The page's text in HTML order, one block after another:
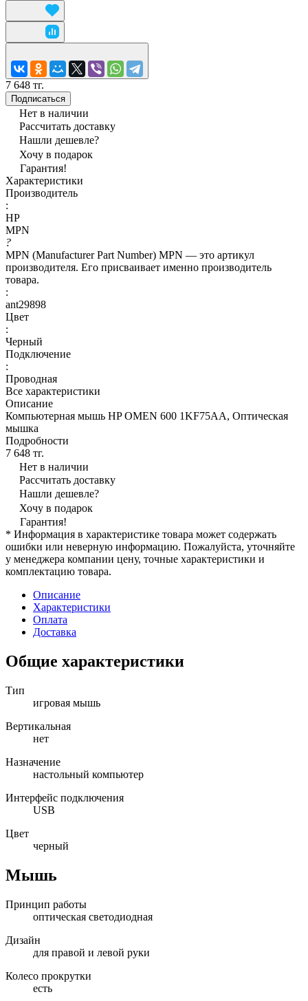
7 648 тг.
Подписаться
Нет в наличии
Рассчитать доставку
Нашли дешевле?
Хочу в подарок
Гарантия!
Характеристики
Производитель
:
HP
MPN
?
MPN (Manufacturer Part Number) MPN — это артикул
производителя. Его присваивает именно производитель
товара.
:
ant29898
Цвет
:
Черный
Подключение
:
Проводная
Все характеристики
Описание
Компьютерная мышь HP OMEN 600 1KF75AA, Оптическая
мышка
Подробности
7 648 тг.
Нет в наличии
Рассчитать доставку
Нашли дешевле?
Хочу в подарок
Гарантия!
* Информация в характеристике товара может содержать
ошибки или неверную информацию. Пожалуйста, уточняйте
у менеджера компании цену, точные характеристики и
комплектацию товара.
Описание
Характеристики
Оплата
Доставка
Общие характеристики
Тип
игровая мышь
Вертикальная
нет
Назначение
настольный компьютер
Интерфейс подключения
USB
Цвет
черный
Мышь
Принцип работы
оптическая светодиодная
Дизайн
для правой и левой руки
Колесо прокрутки
есть